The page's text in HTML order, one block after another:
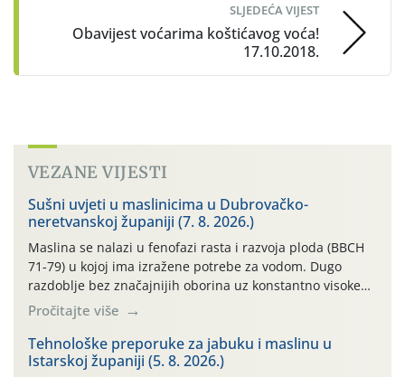
SLJEDEĆA VIJEST
Obavijest voćarima koštićavog voća!
17.10.2018.
VEZANE VIJESTI
Sušni uvjeti u maslinicima u Dubrovačko-
neretvanskoj županiji (7. 8. 2026.)
Maslina se nalazi u fenofazi rasta i razvoja ploda (BBCH
71-79) u kojoj ima izražene potrebe za vodom. Dugo
razdoblje bez značajnijih oborina uz konstantno visoke
temperature negativno utječe na rast i razvoj ploda, a
takvo sušno razdoblje će se nastaviti. Primjeri
temperatura na poluotoku Pelješcu: 13.07. do 19.07.2026.
(min. temp. 19,84°C , max. temp. […]
Pročitajte više
Tehnološke preporuke za jabuku i maslinu u
Istarskoj županiji (5. 8. 2026.)